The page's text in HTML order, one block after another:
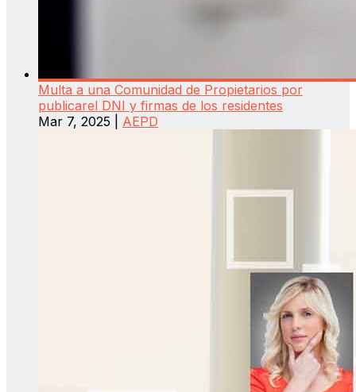
Multa a una Comunidad de Propietarios por
publicarel DNI y firmas de los residentes
Mar 7, 2025
AEPD